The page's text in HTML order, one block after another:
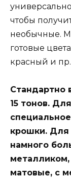
чтобы
необычные.
готовые
красный и пр.
Стандартно
15 тонов.
крошки. Для
намного
матовые, с